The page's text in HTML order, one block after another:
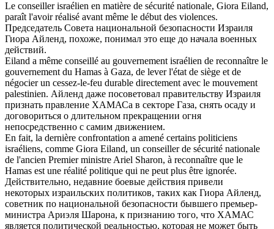
Le conseiller israélien en matière de sécurité nationale, Giora Eiland,
paraît l'avoir réalisé avant même le début des violences.
Председатель Совета национальной безопасности Израиля
Гиора Айленд, похоже, понимал это еще до начала военных
действий.
Eiland a même conseillé au gouvernement israélien de reconnaître le
gouvernement du Hamas à Gaza, de lever l'état de siège et de
négocier un cessez-le-feu durable directement avec le mouvement
palestinien. Айленд даже посоветовал правительству Израиля
признать правление ХАМАСа в секторе Газа, снять осаду и
договориться о длительном прекращении огня
непосредственно с самим движением.
En fait, la dernière confrontation a amené certains politiciens
israéliens, comme Giora Eiland, un conseiller de sécurité nationale
de l'ancien Premier ministre Ariel Sharon, à reconnaître que le
Hamas est une réalité politique qui ne peut plus être ignorée.
Действительно, недавние боевые действия привели
некоторых израильских политиков, таких как Гиора Айленд,
советник по национальной безопасности бывшего премьер-
министра Ариэля Шарона, к признанию того, что ХАМАС
является политической реальностью, которая не может быть